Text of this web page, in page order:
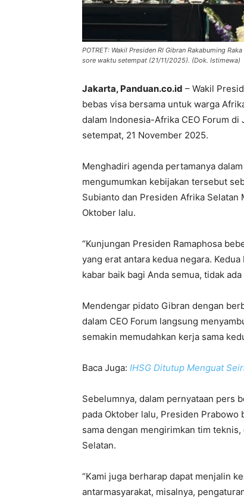
POTRET: Wakil Presiden RI Gibran Rakabuming
sore waktu setempat (21/11/2025). (Dok. Istimewa)
Jakarta, Panduan.co.id – Wakil
bebas visa bersama untuk warga
dalam Indonesia-Afrika CEO Forum
setempat, 21 November 2025.
Menghadiri agenda pertamanya
mengumumkan kebijakan tersebut
Subianto dan Presiden Afrika Selatan
Oktober lalu.
“Kunjungan Presiden Ramaphosa
yang erat antara kedua negara.
kabar baik bagi Anda semua, tidak
Mendengar pidato Gibran dengan
dalam CEO Forum langsung
semakin memudahkan kerja sama
Baca Juga: IHSG Ditutup Menguat
Sebelumnya, dalam pernyataan pers
pada Oktober lalu, Presiden
sama dengan mengirimkan tim
Selatan.
“Kami juga berharap dapat menjalin
antarmasyarakat, misalnya,